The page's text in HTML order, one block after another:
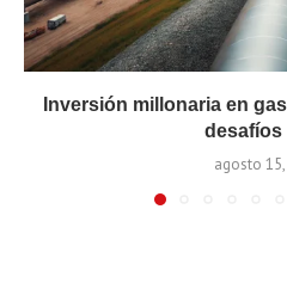
Inversión millonaria en
desafíos
agosto